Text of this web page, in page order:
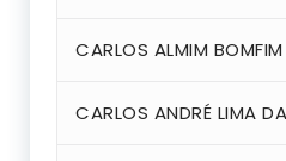
CARLOS ALMIM
CARLOS ANDRÉ LIMA